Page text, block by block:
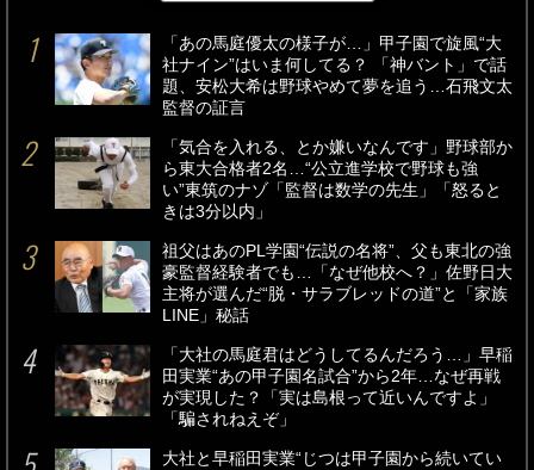
「あの馬庭優太の様子が…」甲子園で旋風“大
社ナイン”はいま何してる？ 「神バント」で話
題、安松大希は野球やめて夢を追う…石飛文太
監督の証言
「気合を入れる、とか嫌いなんです」野球部か
ら東大合格者2名…“公立進学校で野球も強
い”東筑のナゾ「監督は数学の先生」「怒ると
きは3分以内」
祖父はあのPL学園“伝説の名将”、父も東北の強
豪監督経験者でも…「なぜ他校へ？」佐野日大
主将が選んだ“脱・サラブレッドの道”と「家族
LINE」秘話
「大社の馬庭君はどうしてるんだろう…」早稲
田実業“あの甲子園名試合”から2年…なぜ再戦
が実現した？「実は島根って近いんですよ」
「騙されねえぞ」
大社と早稲田実業“じつは甲子園から続いてい